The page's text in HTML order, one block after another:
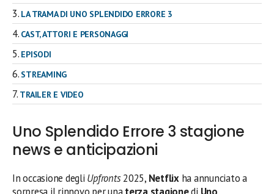
LA TRAMA DI UNO SPLENDIDO ERRORE 3
CAST, ATTORI E PERSONAGGI
EPISODI
STREAMING
TRAILER E VIDEO
Uno Splendido Errore 3 stagione
news e anticipazioni
In occasione degli Upfronts2025, Netflixha annunciato a
sorpresa il rinnovo per unaterza stagionedi Uno